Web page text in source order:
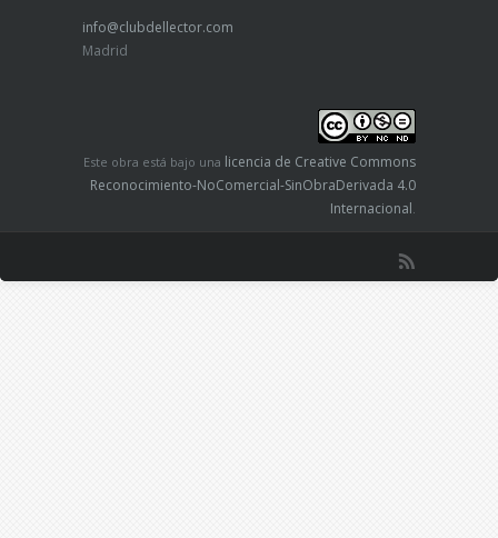
info@clubdellector.com
Madrid
Este obra está bajo una licencia de Creative Commons
Reconocimiento-NoComercial-SinObraDerivada 4.0
Internacional